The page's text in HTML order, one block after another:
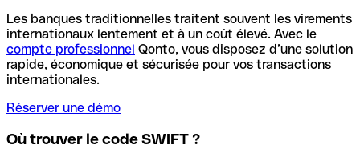
Les banques traditionnelles traitent souvent les virements
internationaux lentement et à un coût élevé. Avec le
compte professionnel Qonto, vous disposez d’une solution
rapide, économique et sécurisée pour vos transactions
internationales.
Réserver une démo
Où trouver le code SWIFT ?